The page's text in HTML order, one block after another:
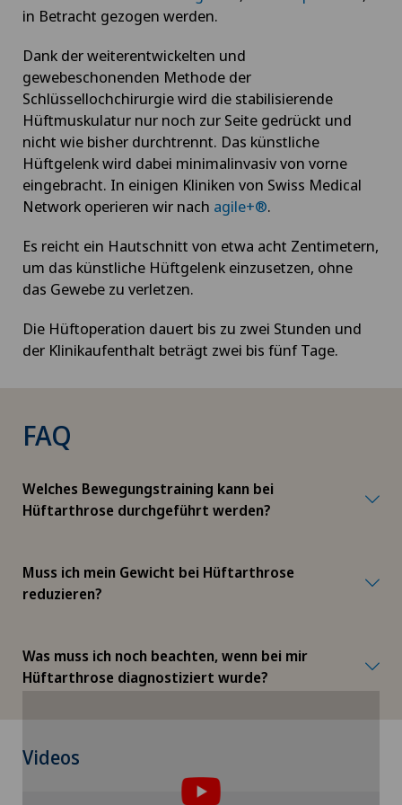
Hochintensiver fokussierter Ultraschall (HIFU)
Homöopathie
Hornhauterkrankungen
Hornhautverkrümmung (Astigmatismus)
Hüftarthrose
Hüftimpingement
Hypnotische Massage
ICL-Technik
Infektiologie
Internistisch-onkologische Rehabilitation
in Betracht gezogen werden.
Dank der weiterentwickelten und
gewebeschonenden Methode der
Schlüssellochchirurgie wird die stabilisierende
Hüftmuskulatur nur noch zur Seite gedrückt und
nicht wie bisher durchtrennt. Das künstliche
Hüftgelenk wird dabei minimalinvasiv von vorne
eingebracht. In einigen Kliniken von Swiss Medical
Network operieren wir nach agile+®.
Es reicht ein Hautschnitt von etwa acht Zentimetern,
um das künstliche Hüftgelenk einzusetzen, ohne
das Gewebe zu verletzen.
Die Hüftoperation dauert bis zu zwei Stunden und
der Klinikaufenthalt beträgt zwei bis fünf Tage.
FAQ
Welches Bewegungstraining kann bei
Hüftarthrose durchgeführt werden?
Muss ich mein Gewicht bei Hüftarthrose
reduzieren?
Was muss ich noch beachten, wenn bei mir
Hüftarthrose diagnostiziert wurde?
Videosmüssen Sie der Verwendung von Cookies
zustimmen.